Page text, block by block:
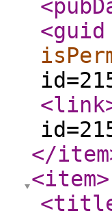
<guid
<link
</item
<item>